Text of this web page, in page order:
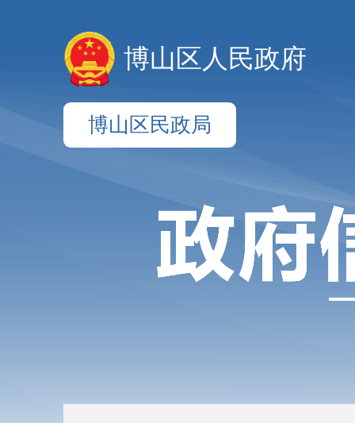
博山区人民政府
博山区民政局